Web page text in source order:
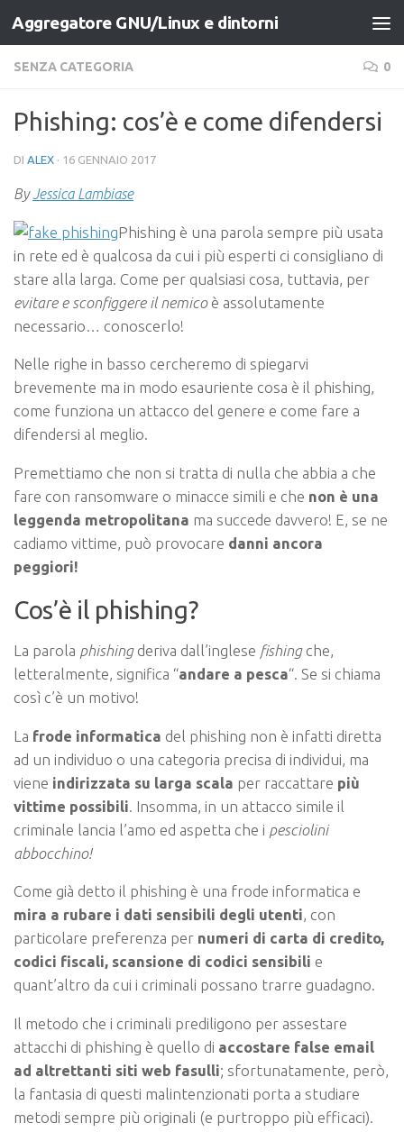
Salta al contenuto
Aggregatore GNU/Linux e dintorni
SENZA CATEGORIA 0
Phishing: cos’è e come difendersi
DI ALEX · 16 GENNAIO 2017
ByJessica Lambiase
Phishing è una parola sempre più usata
in rete ed è qualcosa da cui i più esperti ci consigliano di
stare alla larga. Come per qualsiasi cosa, tuttavia, per
evitare e sconfiggere il nemico è assolutamente
necessario… conoscerlo!
Nelle righe in basso cercheremo di spiegarvi
brevemente ma in modo esauriente cosa è il phishing,
come funziona un attacco del genere e come fare a
difendersi al meglio.
Premettiamo che non si tratta di nulla che abbia a che
fare con ransomware o minacce simili e che non è una
leggenda metropolitana ma succede davvero! E, se ne
cadiamo vittime, può provocare danni ancora
peggiori!
Cos’è il phishing?
La parola phishing deriva dall’inglese fishingche,
letteralmente, significa “andare a pesca“. Se si chiama
così c’è un motivo!
La frode informatica del phishing non è infatti diretta
ad un individuo o una categoria precisa di individui, ma
viene indirizzata su larga scala per raccattare più
vittime possibili . Insomma, in un attacco simile il
criminale lancia l’amo ed aspetta che i pesciolini
abbocchino!
Come già detto il phishing è una frode informatica e
mira a rubare i dati sensibili degli utenti, con
particolare preferenza per numeri di carta di credito,
codici fiscali, scansione di codici sensibili e
quant’altro da cui i criminali possano trarre guadagno.
Il metodo che i criminali prediligono per assestare
attacchi di phishing è quello di accostare false email
ad altrettanti siti web fasulli; sfortunatamente, però,
la fantasia di questi malintenzionati porta a studiare
metodi sempre più originali (e purtroppo più efficaci).